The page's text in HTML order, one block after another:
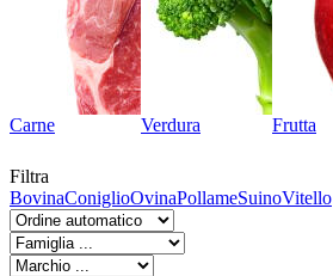
Carne Verdura Frutta
Filtra
BovinaConiglioOvinaPollameSuinoVitello